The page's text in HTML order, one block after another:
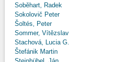
Soběhart, Radek
Sokolovič Peter
Šoltés, Peter
Sommer, Vítězslav
Stachová, Lucia G.
Štefánik Martin